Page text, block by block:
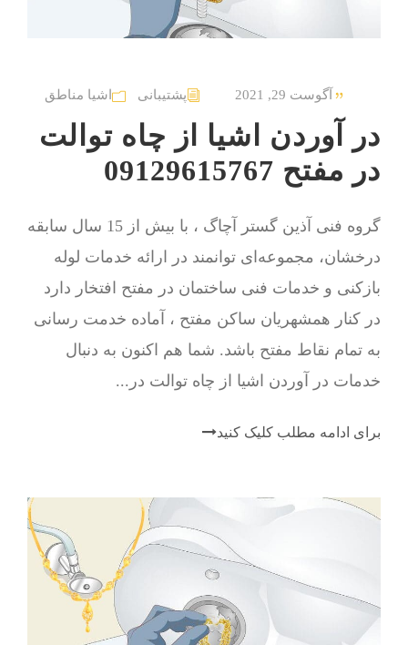
آگوست 29, 2021 پشتیبانی اشیا مناطق
در آوردن اشیا از چاه توالت
در مفتح 09129615767
گروه فنی آذین گستر آچاگ ، با بیش از 15 سال سابقه
درخشان، مجموعه‌ای توانمند در ارائه خدمات لوله
بازکنی و خدمات فنی ساختمان در مفتح افتخار دارد
در کنار همشهریان ساکن مفتح ، آماده خدمت رسانی
به تمام نقاط مفتح باشد. شما هم اکنون به دنبال
خدمات در آوردن اشیا از چاه توالت در...
برای ادامه مطلب کلیک کنید